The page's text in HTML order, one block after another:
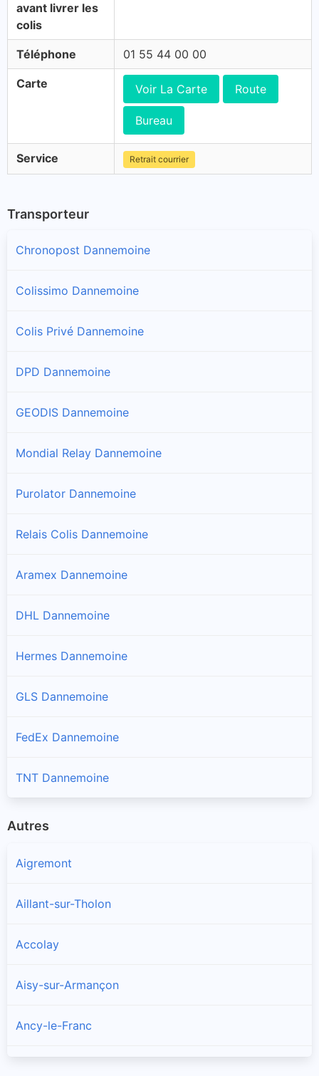
avant livrer les
colis
Téléphone 01 55 44 00 00
Carte Voir La Carte Route
Bureau
Service Retrait courrier
Transporteur
Chronopost Dannemoine
Colissimo Dannemoine
Colis Privé Dannemoine
DPD Dannemoine
GEODIS Dannemoine
Mondial Relay Dannemoine
Purolator Dannemoine
Relais Colis Dannemoine
Aramex Dannemoine
DHL Dannemoine
Hermes Dannemoine
GLS Dannemoine
FedEx Dannemoine
TNT Dannemoine
Autres
Aigremont
Aillant-sur-Tholon
Accolay
Aisy-sur-Armançon
Ancy-le-Franc